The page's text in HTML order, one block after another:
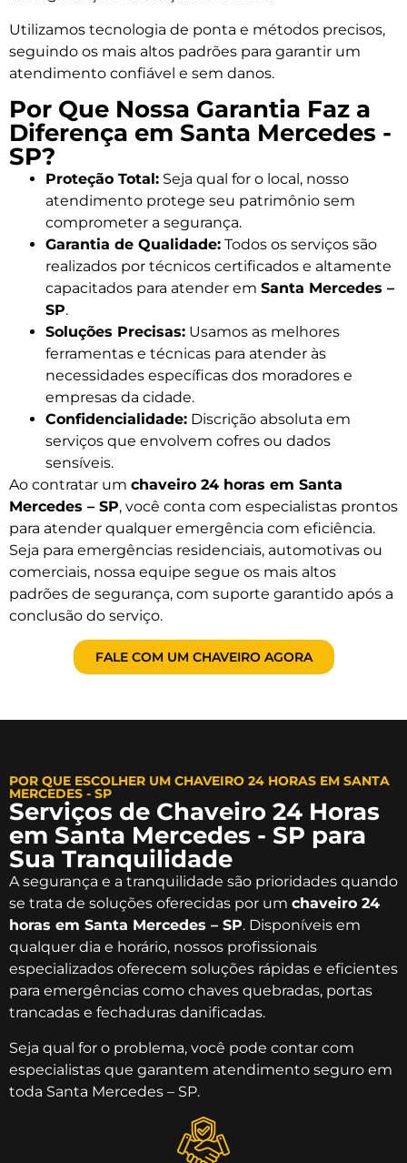
Utilizamos tecnologia de ponta e métodos precisos,
seguindo os mais altos padrões para garantir um
atendimento confiável e sem danos.
Por Que Nossa Garantia Faz a
Diferença em Santa Mercedes -
SP?
Proteção Total: Seja qual for o local, nosso
atendimento protege seu patrimônio sem
comprometer a segurança.
Garantia de Qualidade: Todos os serviços são
realizados por técnicos certificados e altamente
capacitados para atender em Santa Mercedes –
SP.
Soluções Precisas: Usamos as melhores
ferramentas e técnicas para atender às
necessidades específicas dos moradores e
empresas da cidade.
Confidencialidade: Discrição absoluta em
serviços que envolvem cofres ou dados
sensíveis.
Ao contratar um chaveiro 24 horas em Santa
Mercedes – SP, você conta com especialistas prontos
para atender qualquer emergência com eficiência.
Seja para emergências residenciais, automotivas ou
comerciais, nossa equipe segue os mais altos
padrões de segurança, com suporte garantido após a
conclusão do serviço.
FALE COM UM CHAVEIRO AGORA
POR QUE ESCOLHER UM CHAVEIRO 24 HORAS EM SANTA
MERCEDES - SP
Serviços de Chaveiro 24 Horas
em Santa Mercedes - SP para
Sua Tranquilidade
A segurança e a tranquilidade são prioridades quando
se trata de soluções oferecidas por um chaveiro 24
horas em Santa Mercedes – SP. Disponíveis em
qualquer dia e horário, nossos profissionais
especializados oferecem soluções rápidas e eficientes
para emergências como chaves quebradas, portas
trancadas e fechaduras danificadas.
Seja qual for o problema, você pode contar com
especialistas que garantem atendimento seguro em
toda Santa Mercedes – SP.